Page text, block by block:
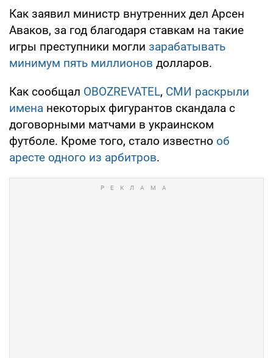
Как заявил министр внутренних дел Арсен
Аваков, за год благодаря ставкам на такие
игры преступники могли зарабатывать
минимум пять миллионов долларов.
Как сообщал OBOZREVATEL, СМИ раскрыли
имена некоторых фигурантов скандала с
договорными матчами в украинском
футболе. Кроме того, стало известно об
аресте одного из арбитров.